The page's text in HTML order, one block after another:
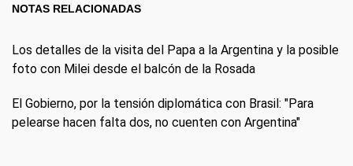
NOTAS RELACIONADAS
Los detalles de la visita del Papa a la Argentina y la posible
foto con Milei desde el balcón de la Rosada
El Gobierno, por la tensión diplomática con Brasil: "Para
pelearse hacen falta dos, no cuenten con Argentina"